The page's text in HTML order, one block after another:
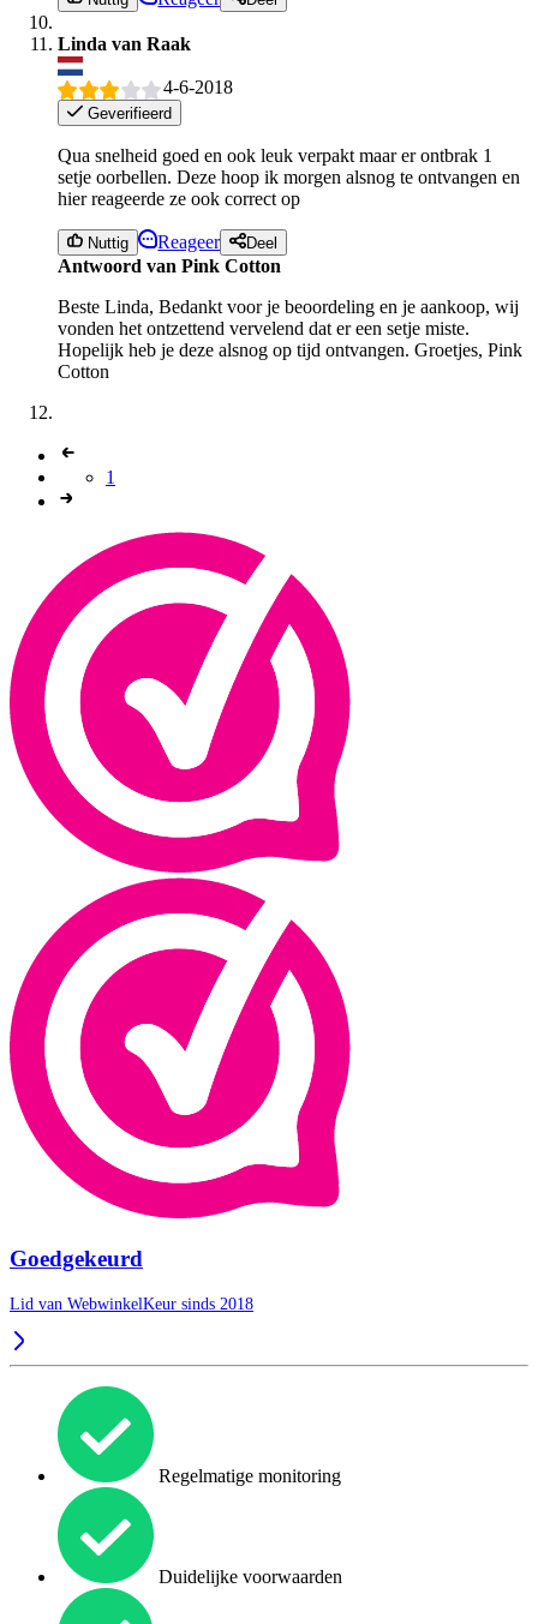
Linda van Raak
4-6-2018
Geverifieerd
Qua snelheid goed en ook leuk verpakt maar er ontbrak 1
setje oorbellen. Deze hoop ik morgen alsnog te ontvangen en
hier reageerde ze ook correct op
Nuttig Reageer Deel
Antwoord van Pink Cotton
Beste Linda, Bedankt voor je beoordeling en je aankoop, wij
vonden het ontzettend vervelend dat er een setje miste.
Hopelijk heb je deze alsnog op tijd ontvangen. Groetjes, Pink
Cotton
1
Goedgekeurd
Lid van WebwinkelKeur sinds 2018
Regelmatige monitoring
Duidelijke voorwaarden